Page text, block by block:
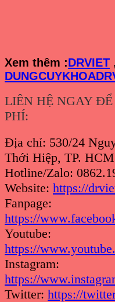
Xem thêm :DRVIET
LIÊN HỆ NGAY
PHÍ:
Địa chỉ: 530/24
Thới Hiệp, TP. HCM
Hotline/Zalo:
Website: https://
Fanpage:
https://
Youtube:
https://
Instagram:
https://
Twitter: https://